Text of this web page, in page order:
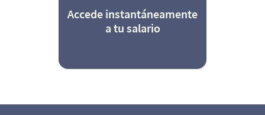
Accede instantáneamente
a tu salario